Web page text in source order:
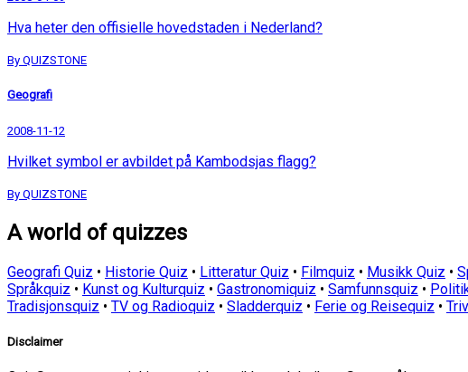
Hva heter den offisielle hovedstaden i Nederland?
By QUIZSTONE
Geografi
2008-11-12
Hvilket symbol er avbildet på Kambodsjas flagg?
By QUIZSTONE
A world of quizzes
Geografi Quiz • Historie Quiz • Litteratur Quiz • Filmquiz • Musikk Quiz •
Språkquiz • Kunst og Kulturquiz • Gastronomiquiz • Samfunnsquiz •
Tradisjonsquiz • TV og Radioquiz • Sladderquiz • Ferie og Reisequiz •
Disclaimer